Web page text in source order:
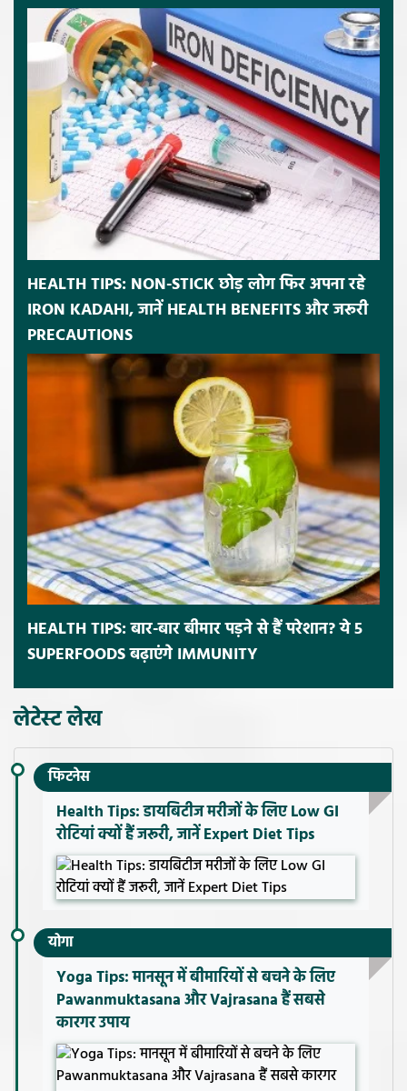
HEALTH TIPS: NON-STICK छोड़ लोग फिर अपना रहे
IRON KADAHI, जानें HEALTH BENEFITS और जरूरी
PRECAUTIONS
HEALTH TIPS: बार-बार बीमार पड़ने से हैं परेशान? ये 5
SUPERFOODS बढ़ाएंगे IMMUNITY
लेटेस्ट लेख
फिटनेस
Health Tips: डायबिटीज मरीजों के लिए Low GI
रोटियां क्यों हैं जरूरी, जानें Expert Diet Tips
योगा
Yoga Tips: मानसून में बीमारियों से बचने के लिए
Pawanmuktasana और Vajrasana हैं सबसे
कारगर उपाय